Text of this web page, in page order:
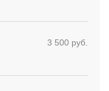
3 500 руб.